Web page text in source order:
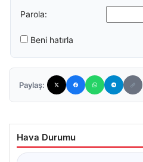
Parola:
Beni hatırla
Paylaş:
Hava Durumu